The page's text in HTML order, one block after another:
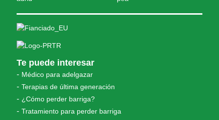
Te puede interesar
Médico para adelgazar
Terapias de última generación
¿Cómo perder barriga?
Tratamiento para perder barriga